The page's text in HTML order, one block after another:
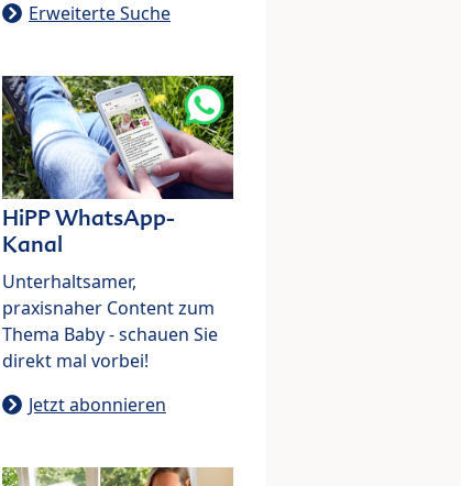
Erweiterte Suche
HiPP WhatsApp-
Kanal
Unterhaltsamer,
praxisnaher Content zum
Thema Baby - schauen Sie
direkt mal vorbei!
Jetzt abonnieren